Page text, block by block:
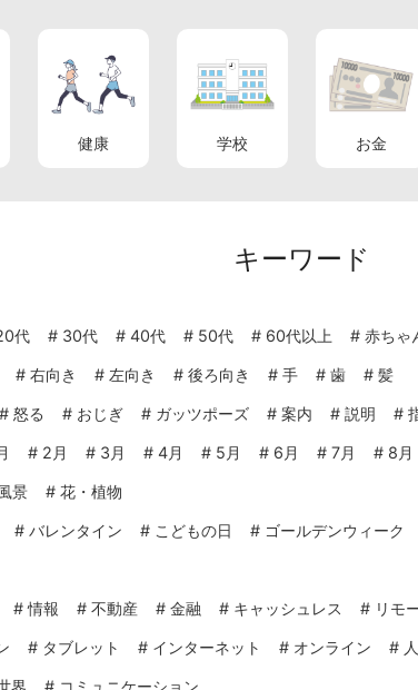
健康 学校 お金
キーワード
代 # 30代 # 40代 # 50代 # 60代以上 # 赤ちゃ
# 右向き # 左向き # 後ろ向き # 手 # 歯 # 髪
# 怒る # おじぎ # ガッツポーズ # 案内 # 説明 #
# 2月 # 3月 # 4月 # 5月 # 6月 # 7月 # 8月
風景 # 花・植物
# バレンタイン # こどもの日 # ゴールデンウィーク
#情報 # 不動産 # 金融 # キャッシュレス # リモ
# タブレット # インターネット # オンライン #
界 # コミュニケーション